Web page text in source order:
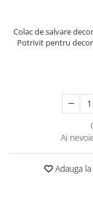
Colac de salvare
Potrivit pentru
Ai
Adauga la